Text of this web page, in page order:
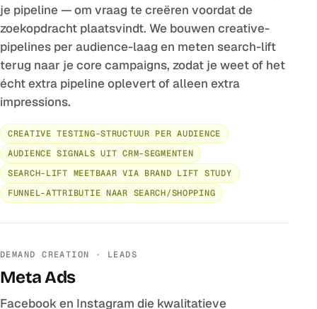
je pipeline — om vraag te creëren voordat de
zoekopdracht plaatsvindt. We bouwen creative-
pipelines per audience-laag en meten search-lift
terug naar je core campaigns, zodat je weet of het
écht extra pipeline oplevert of alleen extra
impressions.
CREATIVE TESTING-STRUCTUUR PER AUDIENCE
AUDIENCE SIGNALS UIT CRM-SEGMENTEN
SEARCH-LIFT MEETBAAR VIA BRAND LIFT STUDY
FUNNEL-ATTRIBUTIE NAAR SEARCH/SHOPPING
DEMAND CREATION · LEADS
Meta Ads
Facebook en Instagram die kwalitatieve